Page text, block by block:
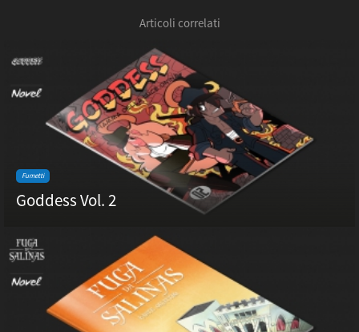
Articoli correlati
Fumetti
Goddess Vol. 2